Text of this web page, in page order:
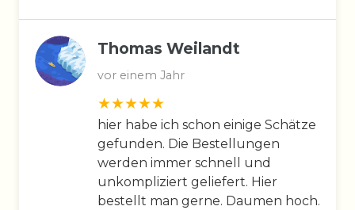
Thomas Weilandt
vor einem Jahr
hier habe ich schon einige Schätze
gefunden. Die Bestellungen
werden immer schnell und
unkompliziert geliefert. Hier
bestellt man gerne. Daumen hoch.